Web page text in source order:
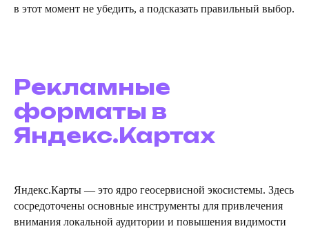
в этот момент не убедить, а подсказать правильный выбор.
Рекламные
форматы в
Яндекс.Картах
Яндекс.Карты — это ядро геосервисной экосистемы. Здесь
сосредоточены основные инструменты для привлечения
внимания локальной аудитории и повышения видимости